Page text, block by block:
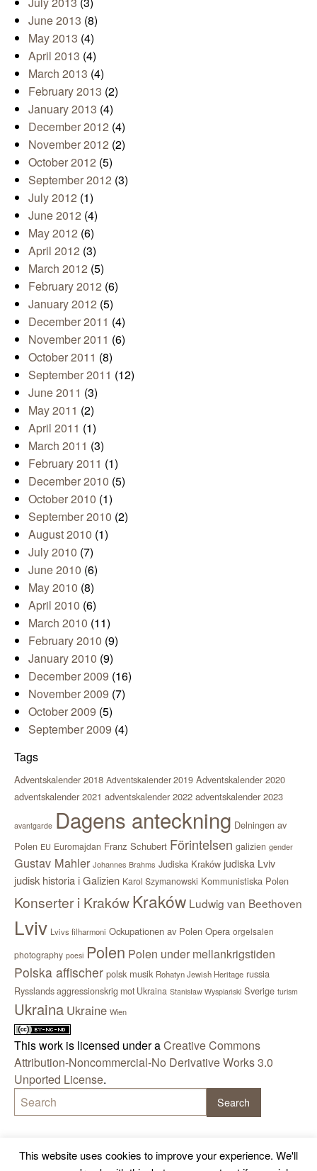
June 2013 (8)
May 2013 (4)
April 2013 (4)
March 2013 (4)
February 2013 (2)
January 2013 (4)
December 2012 (4)
November 2012 (2)
October 2012 (5)
September 2012 (3)
July 2012 (1)
June 2012 (4)
May 2012 (6)
April 2012 (3)
March 2012 (5)
February 2012 (6)
January 2012 (5)
December 2011 (4)
November 2011 (6)
October 2011 (8)
September 2011 (12)
June 2011 (3)
May 2011 (2)
April 2011 (1)
March 2011 (3)
February 2011 (1)
December 2010 (5)
October 2010 (1)
September 2010 (2)
August 2010 (1)
July 2010 (7)
June 2010 (6)
May 2010 (8)
April 2010 (6)
March 2010 (11)
February 2010 (9)
January 2010 (9)
December 2009 (16)
November 2009 (7)
October 2009 (5)
September 2009 (4)
Tags
Adventskalender 2018 Adventskalender 2019 Adventskalender 2020
adventskalender 2021 adventskalender 2022 adventskalender 2023
avantgarde Dagens anteckning Delningen av
Polen EU Euromajdan Franz Schubert Förintelsen galizien gender
Gustav Mahler Johannes Brahms Judiska Kraków judiska Lviv
judisk historia i Galizien Karol Szymanowski Kommunistiska Polen
Konserter i KrakówKraków Ludwig van Beethoven
Lviv Lvivs filharmoni Ockupationen av Polen Opera orgelsalen
photography poesi Polen Polen under mellankrigstiden
Polska affischer polsk musik Rohatyn Jewish Heritage russia
Rysslands aggressionskrig mot Ukraina Stanisław Wyspiański Sverige turism
Ukraina Ukraine Wien
This work is licensed under aCreative Commons
Attribution-Noncommercial-No Derivative Works 3.0
Unported License.
This website uses cookies to improve your experience. We'll